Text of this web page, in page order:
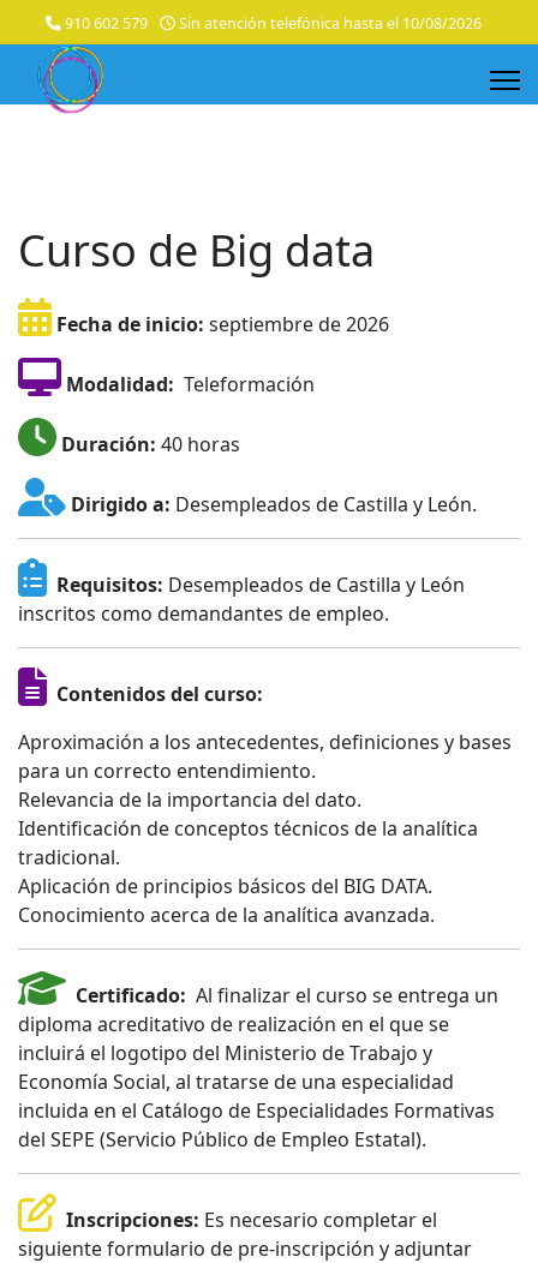
910 602 579 Sin atención telefónica hasta el 10/08/2026
Curso de Big data
Fecha de inicio: septiembre de 2026
Modalidad: Teleformación
Duración: 40 horas
Dirigido a: Desempleados de Castilla y León.
Requisitos: Desempleados de Castilla y León
inscritos como demandantes de empleo.
Contenidos del curso:
Aproximación a los antecedentes, definiciones y bases
para un correcto entendimiento.
Relevancia de la importancia del dato.
Identificación de conceptos técnicos de la analítica
tradicional.
Aplicación de principios básicos del BIG DATA.
Conocimiento acerca de la analítica avanzada.
Certificado: Al finalizar el curso se entrega un
diploma acreditativo de realización en el que se
incluirá el logotipo del Ministerio de Trabajo y
Economía Social, al tratarse de una especialidad
incluida en el Catálogo de Especialidades Formativas
del SEPE (Servicio Público de Empleo Estatal).
Inscripciones: Es necesario completar el
siguiente formulario de pre-inscripción y adjuntar